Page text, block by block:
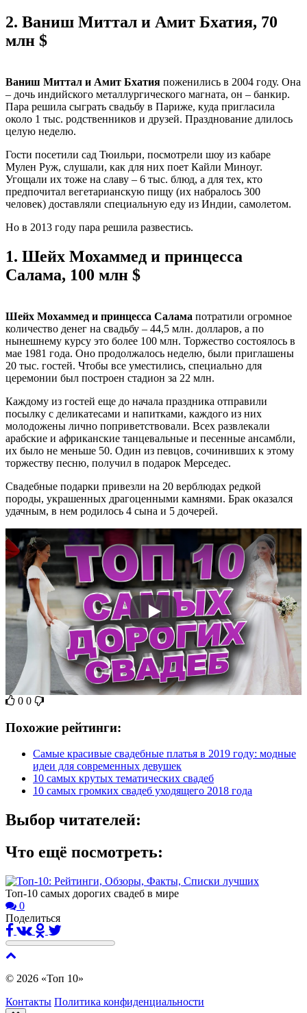
2. Ваниш Миттал и Амит Бхатия, 70
млн $
Ваниш Миттал и Амит Бхатия поженились в 2004 году. Она
– дочь индийского металлургического магната, он – банкир.
Пара решила сыграть свадьбу в Париже, куда пригласила
около 1 тыс. родственников и друзей. Празднование длилось
целую неделю.
Гости посетили сад Тюильри, посмотрели шоу из кабаре
Мулен Руж, слушали, как для них поет Кайли Миноуг.
Угощали их тоже на славу – 6 тыс. блюд, а для тех, кто
предпочитал вегетарианскую пищу (их набралось 300
человек) доставляли специальную еду из Индии, самолетом.
Но в 2013 году пара решила развестись.
1. Шейх Мохаммед и принцесса
Салама, 100 млн $
Шейх Мохаммед и принцесса Салама потратили огромное
количество денег на свадьбу – 44,5 млн. долларов, а по
нынешнему курсу это более 100 млн. Торжество состоялось в
мае 1981 года. Оно продолжалось неделю, были приглашены
20 тыс. гостей. Чтобы все уместились, специально для
церемонии был построен стадион за 22 млн.
Каждому из гостей еще до начала праздника отправили
посылку с деликатесами и напитками, каждого из них
молодожены лично поприветствовали. Всех развлекали
арабские и африканские танцевальные и песенные ансамбли,
их было не меньше 50. Один из певцов, сочинивших к этому
торжеству песню, получил в подарок Мерседес.
Свадебные подарки привезли на 20 верблюдах редкой
породы, украшенных драгоценными камнями. Брак оказался
удачным, в нем родилось 4 сына и 5 дочерей.
0 0
Похожие рейтинги:
Самые красивые свадебные платья в 2019 году: модные
идеи для современных девушек
10 самых крутых тематических свадеб
10 самых громких свадеб уходящего 2018 года
Выбор читателей:
Что ещё посмотреть:
Топ-10 самых дорогих свадеб в мире
0
Поделиться
© 2026 «Топ 10»
Контакты Политика конфиденциальности